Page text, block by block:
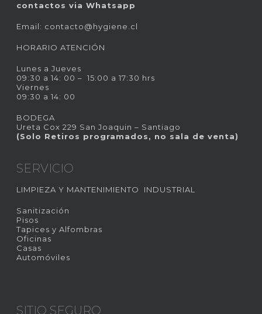
contactos via Whatsapp
Email: contacto@hygiene.cl
HORARIO ATENCIÓN
Lunes a Jueves
09:30 a 14: 00 – 15:00 a 17:30 hrs
Viernes
09:30 a 14: 00
BODEGA
Ureta Cox 229 San Joaquin – Santiago
(Solo Retiros programados, no sala de venta)
SERVICIO
LIMPIEZA Y MANTENIMIENTO INDUSTRIAL
Sanitización
Pisos
Tapices y Alfombras
Oficinas
Casas
Automóviles
SITIO SEGURO